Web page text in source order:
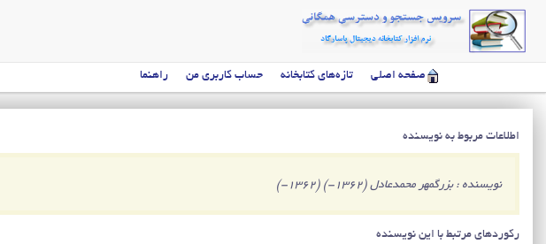
صفحه اصلی تازه‌های کتابخانه حساب کاربری من راهنما
اطلاعات مربوط به نویسنده
نویسنده : بزرگمهر محمدعادل (1362-) (1362-)
رکوردهای مرتبط با این نویسنده